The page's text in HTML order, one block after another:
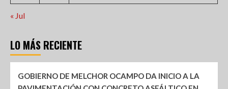
« Jul
LO MÁS RECIENTE
GOBIERNO DE MELCHOR OCAMPO DA INICIO A LA